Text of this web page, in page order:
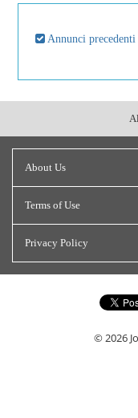
Annunci precedenti
About Us
Terms of Use
Privacy Policy
© 2026